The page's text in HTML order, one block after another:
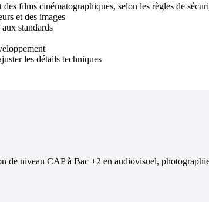
films cinématographiques, selon les règles de
et des images
standards
les détails techniques
de niveau CAP à Bac +2 en audiovisuel,